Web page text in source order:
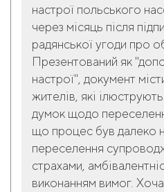
настрої польського
через місяць після
радянської угоди про
Презентований як
настрої", документ
жителів, які
думок щодо
що процес був далеко
переселення
страхами,
виконанням вимог.